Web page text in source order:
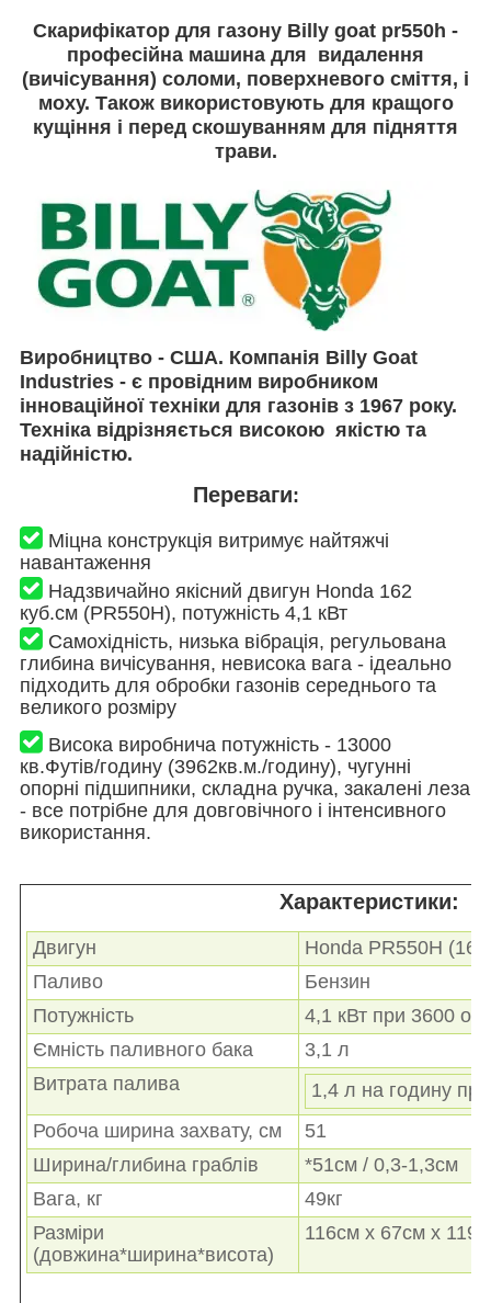
Скарифікатор для газону Вilly goat pr550h -
професійна машина для видалення
(вичісування) соломи, поверхневого сміття, і
моху. Також використовують для кращого
кущіння і перед скошуванням для підняття
трави.
Виробництво - США. Компанія Billy Goat
Industries - є провідним виробником
інноваційної техніки для газонів з 1967 року.
Техніка відрізняється високою якістю та
надійністю.
Переваги:
Міцна конструкція витримує найтяжчі
навантаження
Надзвичайно якісний двигун Honda 162
куб.см (PR550H), потужність 4,1 кВт
Самохідність, низька вібрація, регульована
глибина вичісування, невисока вага - ідеально
підходить для обробки газонів середнього та
великого розміру
Висока виробнича потужність - 13000
кв.Футів/годину (3962кв.м./годину), чугунні
опорні підшипники, складна ручка, закалені леза
- все потрібне для довговічного і інтенсивного
використання.
Характеристики:
Двигун Honda PR550H (
Паливо
Бензин
Потужність
4,1 кВт при 3600 об
Ємність паливного бака
3,1 л
Витрата палива
1,4 л на годину
Робоча ширина захвату, см
51
Ширина/глибина граблів *51см / 0,3-1,3см
Вага, кг
49кг
Разміри
(довжина*ширина*висота)
116см х 67см х